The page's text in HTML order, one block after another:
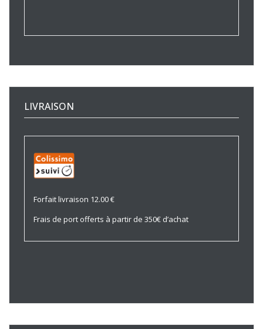
LIVRAISON
Forfait livraison 12.00 €
Frais de port offerts à partir de 350€ d’achat